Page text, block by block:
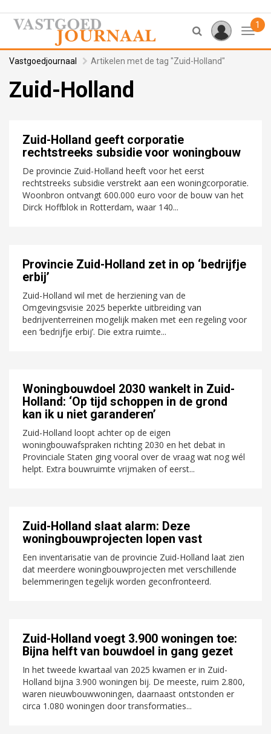
1
Vastgoedjournaal Artikelen met de tag "Zuid-Holland"
Zuid-Holland
Zuid-Holland geeft corporatie
rechtstreeks subsidie voor woningbouw
De provincie Zuid-Holland heeft voor het eerst
rechtstreeks subsidie verstrekt aan een woningcorporatie.
Woonbron ontvangt 600.000 euro voor de bouw van het
Dirck Hoffblok in Rotterdam, waar 140...
Provincie Zuid-Holland zet in op ‘bedrijfje
erbij’
Zuid-Holland wil met de herziening van de
Omgevingsvisie 2025 beperkte uitbreiding van
bedrijventerreinen mogelijk maken met een regeling voor
een ‘bedrijfje erbij’. Die extra ruimte...
Woningbouwdoel 2030 wankelt in Zuid-
Holland: ‘Op tijd schoppen in de grond
kan ik u niet garanderen’
Zuid-Holland loopt achter op de eigen
woningbouwafspraken richting 2030 en het debat in
Provinciale Staten ging vooral over de vraag wat nog wél
helpt. Extra bouwruimte vrijmaken of eerst...
Zuid-Holland slaat alarm: Deze
woningbouwprojecten lopen vast
Een inventarisatie van de provincie Zuid-Holland laat zien
dat meerdere woningbouwprojecten met verschillende
belemmeringen tegelijk worden geconfronteerd.
Zuid-Holland voegt 3.900 woningen toe:
Bijna helft van bouwdoel in gang gezet
In het tweede kwartaal van 2025 kwamen er in Zuid-
Holland bijna 3.900 woningen bij. De meeste, ruim 2.800,
waren nieuwbouwwoningen, daarnaast ontstonden er
circa 1.080 woningen door transformaties...